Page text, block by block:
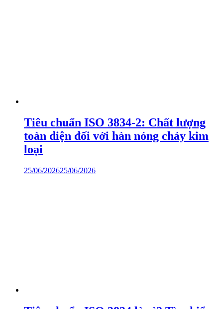
Tiêu chuẩn ISO 3834-2: Chất lượng
toàn diện đối với hàn nóng chảy kim
loại
25/06/202625/06/2026